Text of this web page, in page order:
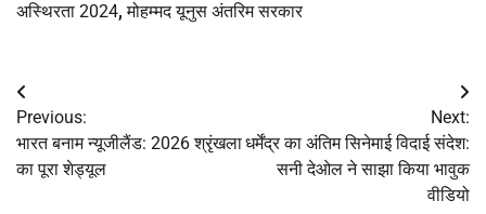
अस्थिरता 2024,मोहम्मद यूनुस अंतरिम सरकार
Post
navigation
Previous:
भारत बनाम न्यूजीलैंड: 2026 श्रृंखला
का पूरा शेड्यूल
Next:
धर्मेंद्र का अंतिम सिनेमाई विदाई संदेश:
सनी देओल ने साझा किया भावुक
वीडियो